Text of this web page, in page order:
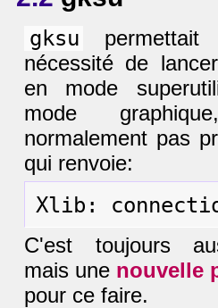
gksu
nécessité de
en mode
mode
normalement pas
qui renvoie:
C'est toujours
mais une nouvelle
pour ce faire.